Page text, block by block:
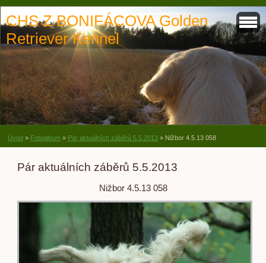
CHS Z BONIFÁCOVA Golden
Retriever Kennel
Úvod » Fotoalbum » Pár aktuálních záběrů 5.5.2013 » Nižbor 4.5.13 058
Pár aktuálních záběrů 5.5.2013
Nižbor 4.5.13 058